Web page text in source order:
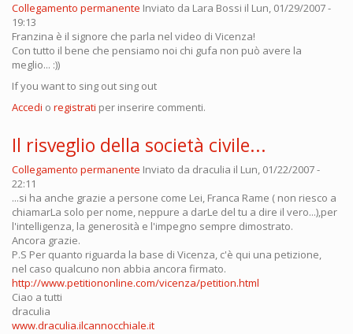
Collegamento permanente Inviato da Lara Bossi il Lun, 01/29/2007 -
19:13
Franzina è il signore che parla nel video di Vicenza!
Con tutto il bene che pensiamo noi chi gufa non può avere la
meglio... :))
If you want to sing out sing out
Accedi o registrati per inserire commenti.
Il risveglio della società civile...
Collegamento permanente Inviato da draculia il Lun, 01/22/2007 -
22:11
...si ha anche grazie a persone come Lei, Franca Rame ( non riesco a
chiamarLa solo per nome, neppure a darLe del tu a dire il vero...),per
l'intelligenza, la generosità e l'impegno sempre dimostrato.
Ancora grazie.
P.S Per quanto riguarda la base di Vicenza, c'è qui una petizione,
nel caso qualcuno non abbia ancora firmato.
http://www.petitiononline.com/vicenza/petition.html
Ciao a tutti
draculia
www.draculia.ilcannocchiale.it